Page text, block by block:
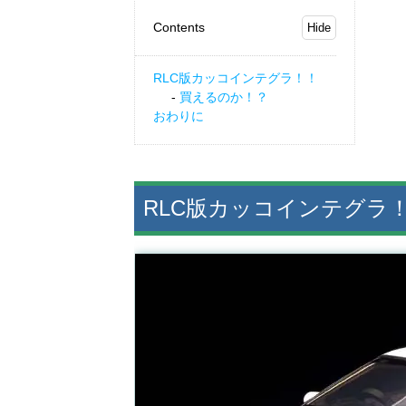
Contents
RLC版カッコインテグラ！！
買えるのか！？
おわりに
RLC版カッコインテグラ